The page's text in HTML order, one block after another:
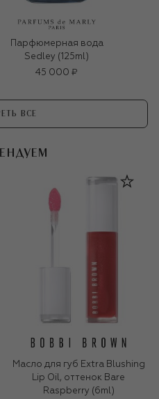
Парфюмерная вода
Sedley (125ml)
45 000 ₽
ВСЕ
Масло для губ Extra Blushing
Lip Oil, оттенок Bare
Raspberry​ (6ml)